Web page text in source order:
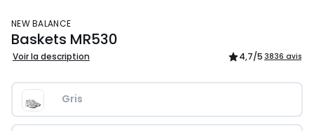
NEW BALANCE
Baskets MR530
Voir la description 4,7/5 3836 avis
Gris